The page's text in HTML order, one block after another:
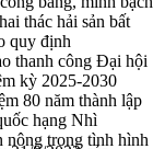
thác hải sản bất
quy định
thanh công Đại hội
kỳ 2025-2030
80 năm thành lập
hạng Nhì
nông trong tình hình